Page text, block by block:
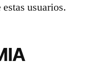
usuarios.